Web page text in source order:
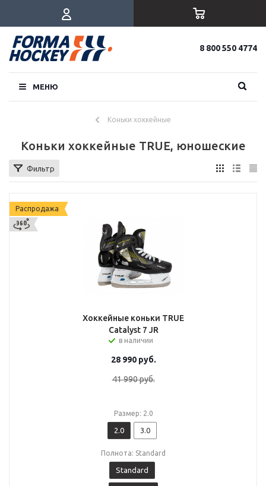
8 800 550 4774
МЕНЮ
Коньки хоккейные
Коньки хоккейные TRUE, юношеские
Фильтр
Распродажа
Хоккейные коньки TRUE
Catalyst 7 JR
в наличии
28 990руб.
41 990руб.
Размер: 2.0
2.0 3.0
Полнота: Standard
Standard